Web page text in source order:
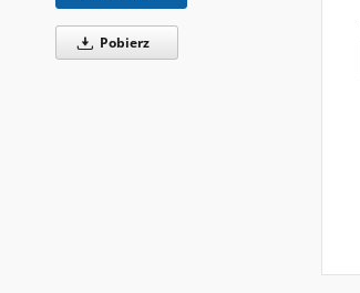
Pobierz